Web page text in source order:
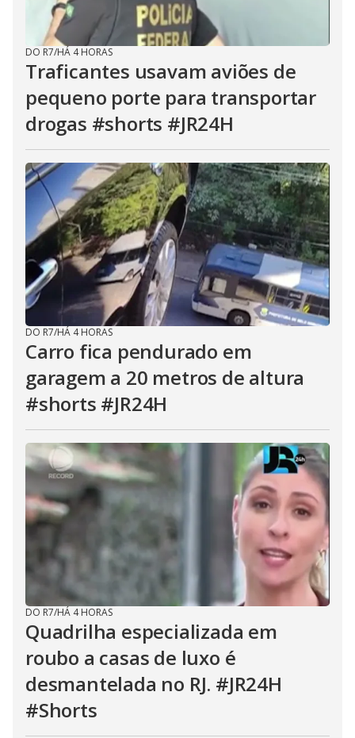
DO R7/HÁ 4 HORAS
Traficantes usavam aviões de
pequeno porte para transportar
drogas #shorts #JR24H
DO R7/HÁ 4 HORAS
Carro fica pendurado em
garagem a 20 metros de altura
#shorts #JR24H
DO R7/HÁ 4 HORAS
Quadrilha especializada em
roubo a casas de luxo é
desmantelada no RJ. #JR24H
#Shorts